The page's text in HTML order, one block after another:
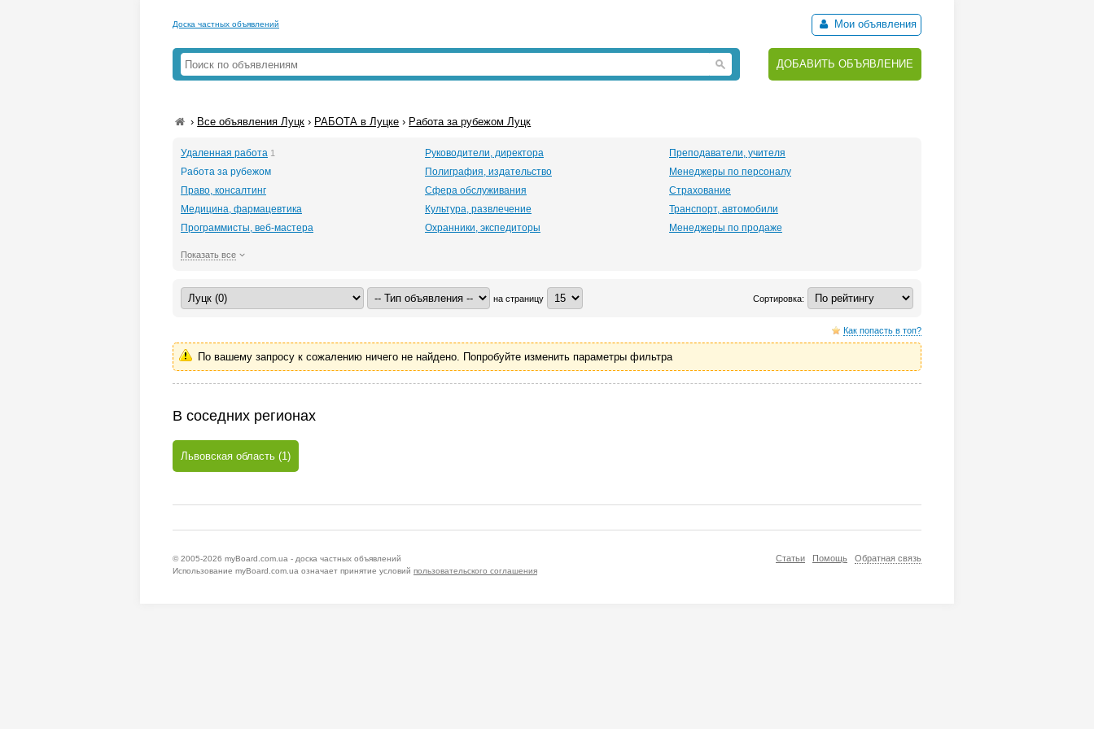
Доска частных объявлений Мои объявления
ДОБАВИТЬ ОБЪЯВЛЕНИЕ
› Все объявления Луцк › РАБОТА в Луцке › Работа за рубежом Луцк
Удаленная работа 1 Руководители, директора
Преподаватели, учителя
Работа за рубежом
Полиграфия, издательство
Менеджеры по персоналу
Право, консалтинг
Сфера обслуживания
Страхование
Медицина, фармацевтика
Культура, развлечение
Транспорт, автомобили
Программисты, веб-мастера
Охранники, экспедиторы Менеджеры по продаже
Показать все
на страницу Сортировка:
Как попасть в топ?
По вашему запросу к сожалению ничего не найдено. Попробуйте изменить параметры фильтра
В соседних регионах
Львовская область (1)
Статьи Помощь Обратная связь
© 2005-2026 myBoard.com.ua - доска частных объявлений
Использование myBoard.com.ua означает принятие условий пользовательского соглашения